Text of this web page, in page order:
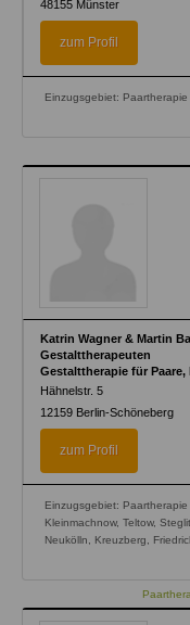
48155 Münster
zum Profil
Einzugsgebiet:
Katrin Wagner & Martin
Gestalttherapeuten
Gestalttherapie für
Hähnelstr. 5
12159 Berlin-Schöneberg
zum Profil
Einzugsgebiet:
Kleinmachnow, Teltow,
Neukölln, Kreuzberg,